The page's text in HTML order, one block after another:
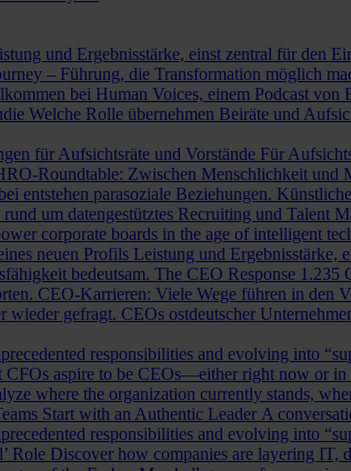
und Ergebnisstärke, einst zentral für den
– Führung, die Transformation möglich
bei Human Voices, einem Podcast von
Welche Rolle übernehmen Beiräte und
für Aufsichtsräte und Vorstände Für
Roundtable: Zwischen Menschlichkeit und
entstehen parasoziale Beziehungen.
um datengestütztes Recruiting und Talent
corporate boards in the age of intelligent
neuen Profils Leistung und Ergebnisstärke,
bedeutsam. The CEO Response 1.235
CEO-Karrieren: Viele Wege führen in den
wieder gefragt. CEOs ostdeutscher
responsibilities and evolving into
CFOs aspire to be CEOs—either right now or in
where the organization currently stands,
Start with an Authentic Leader A
responsibilities and evolving into
Role Discover how companies are layering IT,